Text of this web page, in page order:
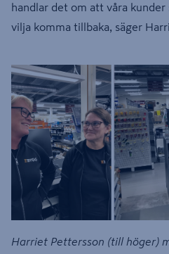
handlar det om att våra kunder
vilja komma tillbaka, säger
Harriet Pettersson (till höger)